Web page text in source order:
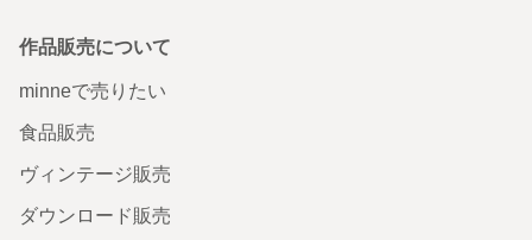
作品販売について
minneで売りたい
食品販売
ヴィンテージ販売
ダウンロード販売